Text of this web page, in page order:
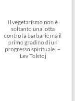
Il vegetarismo non è
soltanto una lotta
contro la barbarie ma il
primo gradino di un
progresso spirituale. –
Lev Tolstoj